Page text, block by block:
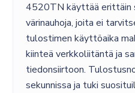
4520TN käyttää erittäin
värinauhoja, joita ei
tulostimen käyttöaika
kiinteä verkkoliitäntä ja
tiedonsiirtoon.
sekunnissa ja tuki